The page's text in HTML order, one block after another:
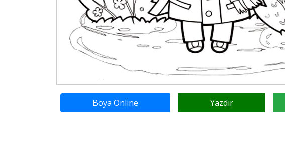
Boya Online Yazdır